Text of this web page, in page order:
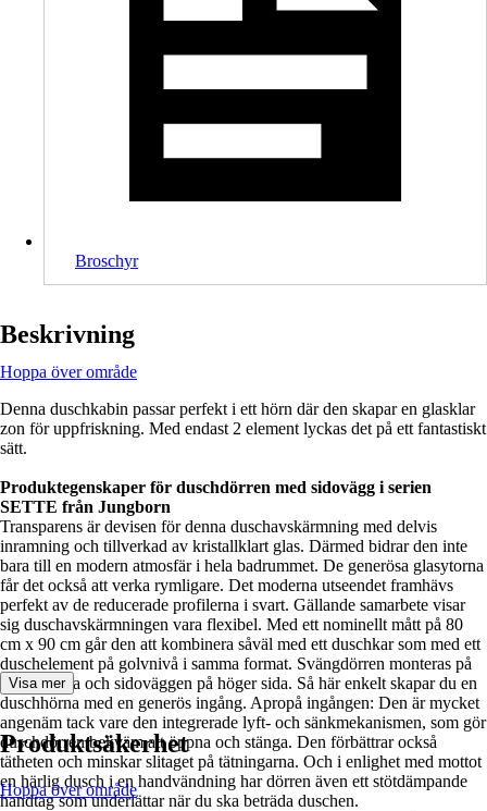
Broschyr
Beskrivning
Hoppa över område
Denna duschkabin passar perfekt i ett hörn där den skapar en glasklar
zon för uppfriskning. Med endast 2 element lyckas det på ett fantastiskt
sätt.
Produktegenskaper för duschdörren med sidovägg i serien
SETTE från Jungborn
Transparens är devisen för denna duschavskärmning med delvis
inramning och tillverkad av kristallklart glas. Därmed bidrar den inte
bara till en modern atmosfär i hela badrummet. De generösa glasytorna
får det också att verka rymligare. Det moderna utseendet framhävs
perfekt av de reducerade profilerna i svart. Gällande samarbete visar
sig duschavskärmningen vara flexibel. Med ett nominellt mått på 80
cm x 90 cm går den att kombinera såväl med ett duschkar som med ett
duschelement på golvnivå i samma format. Svängdörren monteras på
vänster sida och sidoväggen på höger sida. Så här enkelt skapar du en
duschhörna med en generös ingång. Apropå ingången: Den är mycket
angenäm tack vare den integrerade lyft- och sänkmekanismen, som gör
duschdörren bekväm att öppna och stänga. Den förbättrar också
tätheten och minskar slitaget på tätningarna. Och i enlighet med mottot
en härlig dusch i en handvändning har dörren även ett stötdämpande
handtag som underlättar när du ska beträda duschen.
Visa mer
Produktsäkerhet
Hoppa över område